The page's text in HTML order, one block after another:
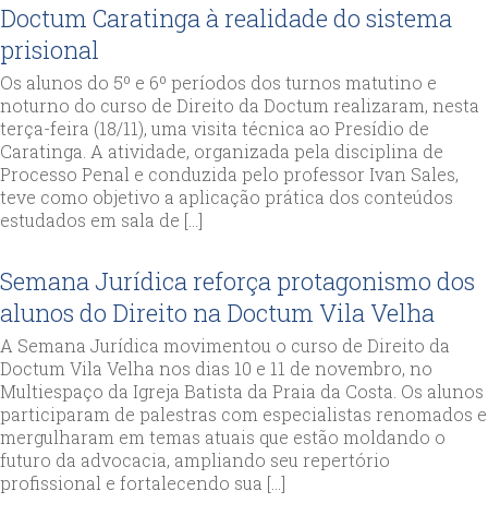
Doctum Caratinga à realidade do sistema
prisional
Os alunos do 5º e 6º períodos dos turnos matutino e
noturno do curso de Direito da Doctum realizaram, nesta
terça-feira (18/11), uma visita técnica ao Presídio de
Caratinga. A atividade, organizada pela disciplina de
Processo Penal e conduzida pelo professor Ivan Sales,
teve como objetivo a aplicação prática dos conteúdos
estudados em sala de […]
Semana Jurídica reforça protagonismo dos
alunos do Direito na Doctum Vila Velha
A Semana Jurídica movimentou o curso de Direito da
Doctum Vila Velha nos dias 10 e 11 de novembro, no
Multiespaço da Igreja Batista da Praia da Costa. Os alunos
participaram de palestras com especialistas renomados e
mergulharam em temas atuais que estão moldando o
futuro da advocacia, ampliando seu repertório
profissional e fortalecendo sua […]